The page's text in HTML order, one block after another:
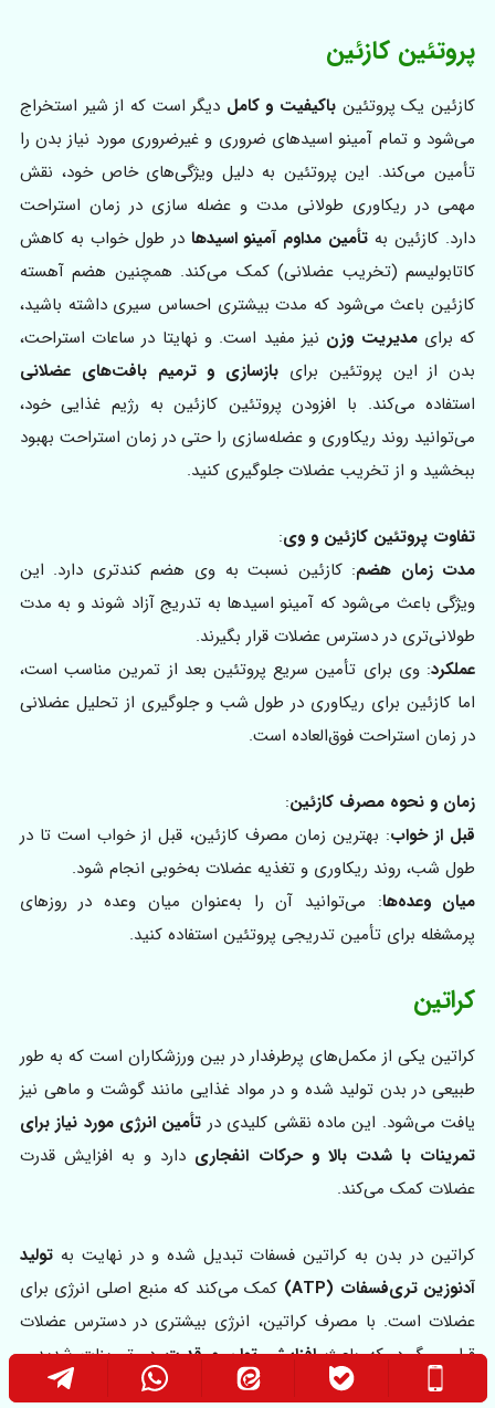
پروتئین کازئین
کازئین یک پروتئین باکیفیت و کامل دیگر است که از شیر استخراج
می‌شود و تمام آمینو اسیدهای ضروری و غیرضروری مورد نیاز بدن را
تأمین می‌کند. این پروتئین به دلیل ویژگی‌های خاص خود، نقش
مهمی در ریکاوری طولانی‌ مدت و عضله‌ سازی در زمان استراحت
دارد. کازئین بهتأمین مداوم آمینو اسیدها در طول خواب به کاهش
کاتابولیسم (تخریب عضلانی) کمک می‌کند. همچنین هضم آهسته
کازئین باعث می‌شود که مدت بیشتری احساس سیری داشته باشید،
که برایمدیریت وزن نیز مفید است. و نهایتا در ساعات استراحت،
بدن از این پروتئین برای بازسازی و ترمیم بافت‌های عضلانی
استفاده می‌کند. با افزودن پروتئین کازئین به رژیم غذایی خود،
می‌توانید روند ریکاوری و عضله‌سازی را حتی در زمان استراحت بهبود
ببخشید و از تخریب عضلات جلوگیری کنید.
تفاوت پروتئین کازئین و وی:
مدت زمان هضم: کازئین نسبت به وی هضم کندتری دارد. این
ویژگی باعث می‌شود که آمینو اسیدها به تدریج آزاد شوند و به مدت
طولانی‌تری در دسترس عضلات قرار بگیرند.
عملکرد: وی برای تأمین سریع پروتئین بعد از تمرین مناسب است،
اما کازئین برای ریکاوری در طول شب و جلوگیری از تحلیل عضلانی
در زمان استراحت فوق‌العاده است.
زمان و نحوه مصرف کازئین:
قبل از خواب: بهترین زمان مصرف کازئین، قبل از خواب است تا در
طول شب، روند ریکاوری و تغذیه عضلات به‌خوبی انجام شود.
میان‌ وعده‌ها: می‌توانید آن را به‌عنوان میان‌ وعده در روزهای
پرمشغله برای تأمین تدریجی پروتئین استفاده کنید.
کراتین
کراتین یکی از مکمل‌های پرطرفدار در بین ورزشکاران است که به طور
طبیعی در بدن تولید شده و در مواد غذایی مانند گوشت و ماهی نیز
یافت می‌شود. این ماده نقشی کلیدی در تأمین انرژی مورد نیاز برای
تمرینات با شدت بالا و حرکات انفجاری دارد و به افزایش قدرت
عضلات کمک می‌کند.
کراتین در بدن به کراتین فسفات تبدیل شده و در نهایت بهتولید
آدنوزین تری‌فسفات (ATP)
کمک می‌کند که منبع اصلی انرژی برای
عضلات است. با مصرف کراتین، انرژی بیشتری در دسترس عضلات
قرار می‌گیرد، که باعثافزایش توان و قدرتدر تمرینات شدید و
کوتاه‌ مدت می‌شود. بعلاوه، کراتین باعث احتباس آب در سلول‌های